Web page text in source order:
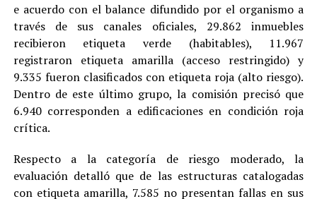
e acuerdo con el balance difundido por el organismo a
través de sus canales oficiales, 29.862 inmuebles
recibieron etiqueta verde (habitables), 11.967
registraron etiqueta amarilla (acceso restringido) y
9.335 fueron clasificados con etiqueta roja (alto riesgo).
Dentro de este último grupo, la comisión precisó que
6.940 corresponden a edificaciones en condición roja
crítica.
Respecto a la categoría de riesgo moderado, la
evaluación detalló que de las estructuras catalogadas
con etiqueta amarilla, 7.585 no presentan fallas en sus